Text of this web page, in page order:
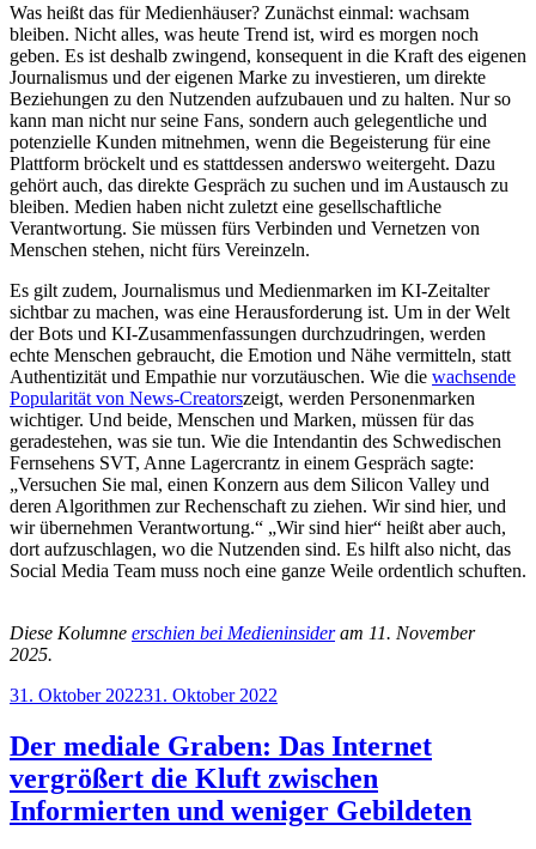
Was heißt das für Medienhäuser? Zunächst einmal: wachsam
bleiben. Nicht alles, was heute Trend ist, wird es morgen noch
geben. Es ist deshalb zwingend, konsequent in die Kraft des eigenen
Journalismus und der eigenen Marke zu investieren, um direkte
Beziehungen zu den Nutzenden aufzubauen und zu halten. Nur so
kann man nicht nur seine Fans, sondern auch gelegentliche und
potenzielle Kunden mitnehmen, wenn die Begeisterung für eine
Plattform bröckelt und es stattdessen anderswo weitergeht. Dazu
gehört auch, das direkte Gespräch zu suchen und im Austausch zu
bleiben. Medien haben nicht zuletzt eine gesellschaftliche
Verantwortung. Sie müssen fürs Verbinden und Vernetzen von
Menschen stehen, nicht fürs Vereinzeln.
Es gilt zudem, Journalismus und Medienmarken im KI-Zeitalter
sichtbar zu machen, was eine Herausforderung ist. Um in der Welt
der Bots und KI-Zusammenfassungen durchzudringen, werden
echte Menschen gebraucht, die Emotion und Nähe vermitteln, statt
Authentizität und Empathie nur vorzutäuschen. Wie die wachsende
Popularität von News-Creatorszeigt, werden Personenmarken
wichtiger. Und beide, Menschen und Marken, müssen für das
geradestehen, was sie tun. Wie die Intendantin des Schwedischen
Fernsehens SVT, Anne Lagercrantz in einem Gespräch sagte:
„Versuchen Sie mal, einen Konzern aus dem Silicon Valley und
deren Algorithmen zur Rechenschaft zu ziehen. Wir sind hier, und
wir übernehmen Verantwortung.“ „Wir sind hier“ heißt aber auch,
dort aufzuschlagen, wo die Nutzenden sind. Es hilft also nicht, das
Social Media Team muss noch eine ganze Weile ordentlich schuften.
Diese Kolumne erschien bei Medieninsideram 11. November
2025.
Veröffentlicht
31. Oktober 202231. Oktober 2022
Der mediale Graben: Das Internet
vergrößert die Kluft zwischen
Informierten und weniger Gebildeten